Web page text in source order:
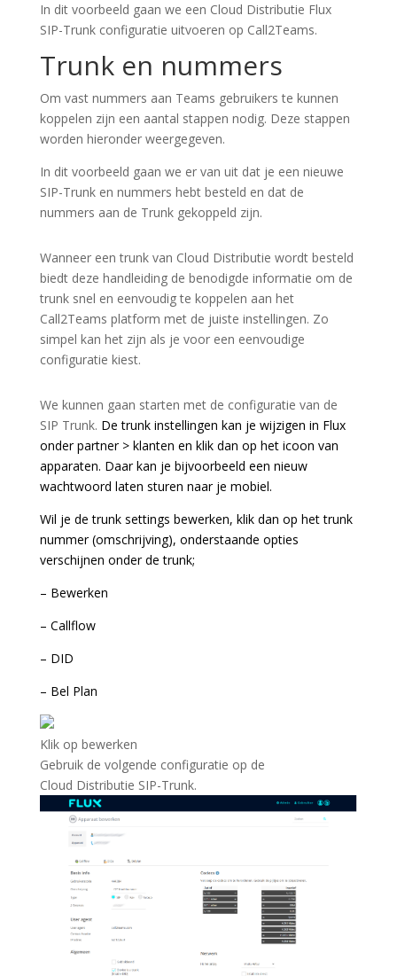
In dit voorbeeld gaan we een Cloud Distributie Flux
SIP-Trunk configuratie uitvoeren op Call2Teams.
Trunk en nummers
Om vast nummers aan Teams gebruikers te kunnen
koppelen zijn een aantal stappen nodig. Deze stappen
worden hieronder weergegeven.
In dit voorbeeld gaan we er van uit dat je een nieuwe
SIP-Trunk en nummers hebt besteld en dat de
nummers aan de Trunk gekoppeld zijn.
Wanneer een trunk van Cloud Distributie wordt besteld
biedt deze handleiding de benodigde informatie om de
trunk snel en eenvoudig te koppelen aan het
Call2Teams platform met de juiste instellingen. Zo
simpel kan het zijn als je voor een eenvoudige
configuratie kiest.
We kunnen gaan starten met de configuratie van de
SIP Trunk. De trunk instellingen kan je wijzigen in Flux
onder partner > klanten en klik dan op het icoon van
apparaten. Daar kan je bijvoorbeeld een nieuw
wachtwoord laten sturen naar je mobiel.
Wil je de trunk settings bewerken, klik dan op het trunk
nummer (omschrijving), onderstaande opties
verschijnen onder de trunk;
– Bewerken
– Callflow
– DID
– Bel Plan
Klik op bewerken
Gebruik de volgende configuratie op de
Cloud Distributie SIP-Trunk.